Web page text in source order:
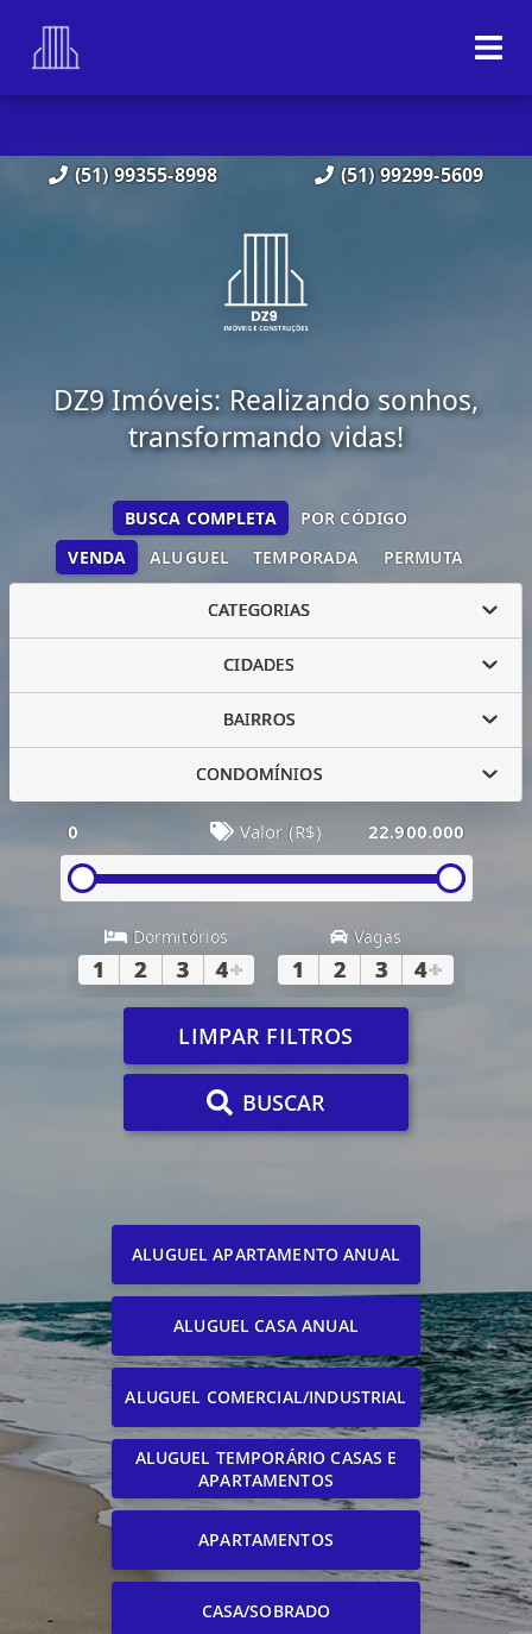
(51) 99355-8998 (51) 99299-5609
DZ9 Imóveis: Realizando sonhos,
transformando vidas!
VENDA ALUGUEL TEMPORADA PERMUTA
BUSCA COMPLETA POR CÓDIGO
CATEGORIAS
CIDADES
BAIRROS
CONDOMÍNIOS
0 Valor (R$) 22.900.000
Dormitórios
1 2 3 4+
Vagas
1 2 3 4+
LIMPAR FILTROS
BUSCAR
ALUGUEL APARTAMENTO ANUAL
ALUGUEL CASA ANUAL
ALUGUEL COMERCIAL/INDUSTRIAL
ALUGUEL TEMPORÁRIO CASAS E
APARTAMENTOS
APARTAMENTOS
CASA/SOBRADO